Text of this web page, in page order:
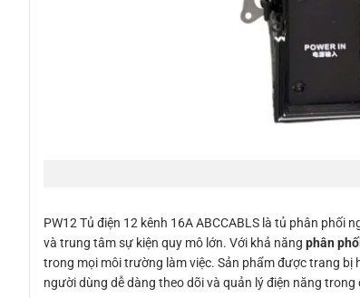
PW12 Tủ điện 12 kênh 16A ABCCABLS là tủ phân
và trung tâm sự kiện quy mô lớn. Với khả năng phân
trong mọi môi trường làm việc. Sản phẩm được trang bị
người dùng dễ dàng theo dõi và quản lý điện năng